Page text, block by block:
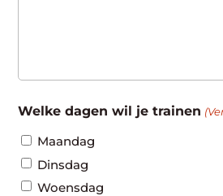
Welke dagen wil je trainen
Maandag
Dinsdag
Woensdag